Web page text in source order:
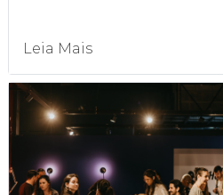
Leia Mais